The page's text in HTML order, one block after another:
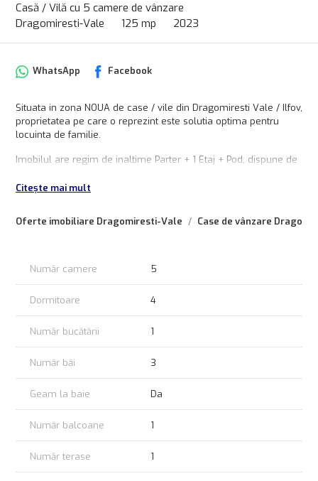
Casă / Vilă cu 5 camere de vânzare
Dragomiresti-Vale
125 mp 2023
Oferte imobiliare Dragomiresti-Vale Case de vânzare
WhatsApp Facebook
Situata in zona NOUA de case / vile din Dragomiresti Vale / Ilfov,
proprietatea pe care o reprezint este solutia optima pentru
locuinta de familie.
Imobilul are regim de inaltime Parter + 1 Etaj + Pod, dispune de
suprafata de 400 mp. Proprietatea se preda racordata la utilitati
transport public STB, linia 433, care face legatura cu statiile de
Pret la ALB:
Pret la CHEIE:
150.000 EURO
Citește mai mult
Număr camere 5
Dormitoare 4
Număr bucătării 1
Număr băi 3
Geam la baie Da
Număr balcoane 1
Număr terase 1